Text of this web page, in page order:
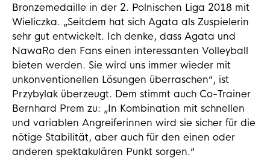
Bronzemedaille in der 2. Polnischen Liga 2018 mit
Wieliczka. „Seitdem hat sich Agata als Zuspielerin
sehr gut entwickelt. Ich denke, dass Agata und
NawaRo den Fans einen interessanten Volleyball
bieten werden. Sie wird uns immer wieder mit
unkonventionellen Lösungen überraschen“, ist
Przybylak überzeugt. Dem stimmt auch Co-Trainer
Bernhard Prem zu: „In Kombination mit schnellen
und variablen Angreiferinnen wird sie sicher für die
nötige Stabilität, aber auch für den einen oder
anderen spektakulären Punkt sorgen.“